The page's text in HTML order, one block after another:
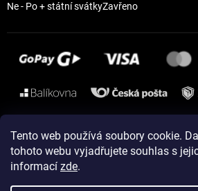
Tento web používá soubory cookie.
tohoto webu vyjadřujete souhlas s
informací zde.
Ne - Po + státní svátkyZavřeno
Instagram